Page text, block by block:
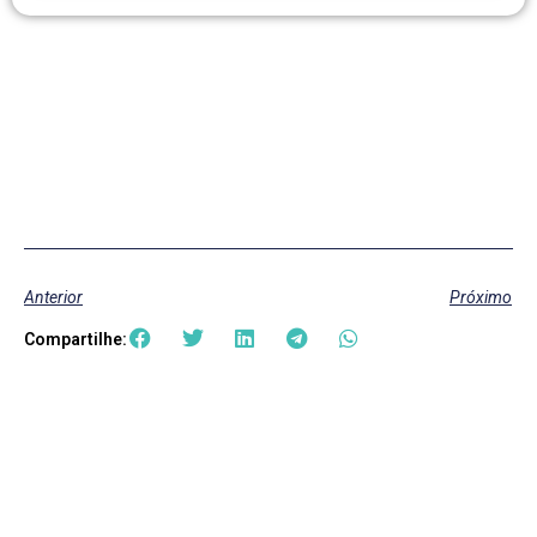
Anterior Próximo
Compartilhe: